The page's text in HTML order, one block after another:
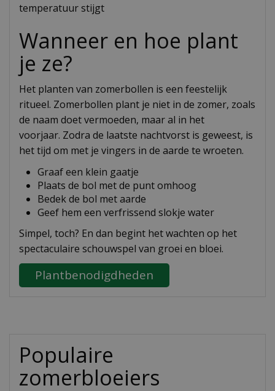
temperatuur stijgt
Wanneer en hoe plant
je ze?
Het planten van zomerbollen is een feestelijk
ritueel. Zomerbollen plant je niet in de zomer, zoals
de naam doet vermoeden, maar al in het
voorjaar. Zodra de laatste nachtvorst is geweest, is
het tijd om met je vingers in de aarde te wroeten.
Graaf een klein gaatje
Plaats de bol met de punt omhoog
Bedek de bol met aarde
Geef hem een verfrissend slokje water
Simpel, toch? En dan begint het wachten op het
spectaculaire schouwspel van groei en bloei.
Plantbenodigdheden
Populaire
zomerbloeiers